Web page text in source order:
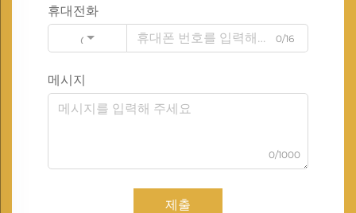
휴대전화
Code
0/16
메시지
0/1000
제출